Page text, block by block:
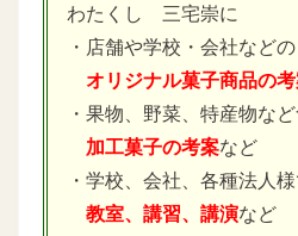
わたくし 三宅崇に
・店舗や学校・会社などの
オリジナル菓子商品の
・果物、野菜、特産物など
加工菓子の考案など
・学校、会社、各種法人
教室、講習、講演など